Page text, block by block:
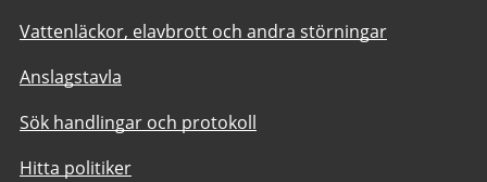
Vattenläckor, elavbrott och andra störningar
Anslagstavla
Sök handlingar och protokoll
Hitta politiker